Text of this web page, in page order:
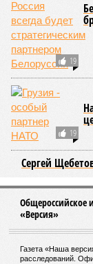
19
19
Сергей
Общероссийское
«Версия»
Газета «Наша
расследований.